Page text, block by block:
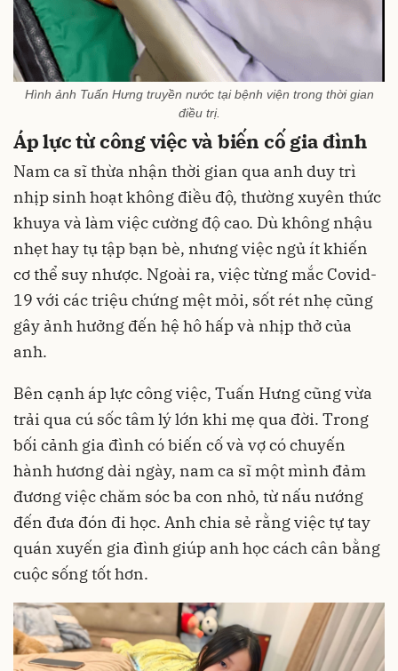
Hình ảnh Tuấn Hưng truyền nước tại bệnh viện trong thời gian
điều trị.
Áp lực từ công việc và biến cố gia đình
Nam ca sĩ thừa nhận thời gian qua anh duy trì
nhịp sinh hoạt không điều độ, thường xuyên thức
khuya và làm việc cường độ cao. Dù không nhậu
nhẹt hay tụ tập bạn bè, nhưng việc ngủ ít khiến
cơ thể suy nhược. Ngoài ra, việc từng mắc Covid-
19 với các triệu chứng mệt mỏi, sốt rét nhẹ cũng
gây ảnh hưởng đến hệ hô hấp và nhịp thở của
anh.
Bên cạnh áp lực công việc, Tuấn Hưng cũng vừa
trải qua cú sốc tâm lý lớn khi mẹ qua đời. Trong
bối cảnh gia đình có biến cố và vợ có chuyến
hành hương dài ngày, nam ca sĩ một mình đảm
đương việc chăm sóc ba con nhỏ, từ nấu nướng
đến đưa đón đi học. Anh chia sẻ rằng việc tự tay
quán xuyến gia đình giúp anh học cách cân bằng
cuộc sống tốt hơn.